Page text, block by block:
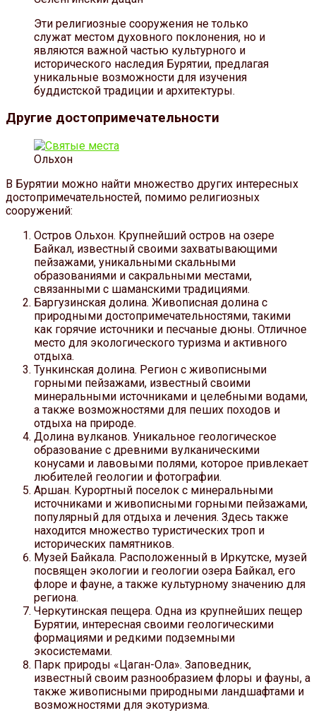
Эти религиозные сооружения не только
служат местом духовного поклонения, но и
являются важной частью культурного и
исторического наследия Бурятии, предлагая
уникальные возможности для изучения
буддистской традиции и архитектуры.
Другие достопримечательности
Ольхон
В Бурятии можно найти множество других интересных
достопримечательностей, помимо религиозных
сооружений:
Остров Ольхон. Крупнейший остров на озере
Байкал, известный своими захватывающими
пейзажами, уникальными скальными
образованиями и сакральными местами,
связанными с шаманскими традициями.
Баргузинская долина. Живописная долина с
природными достопримечательностями, такими
как горячие источники и песчаные дюны. Отличное
место для экологического туризма и активного
отдыха.
Тункинская долина. Регион с живописными
горными пейзажами, известный своими
минеральными источниками и целебными водами,
а также возможностями для пеших походов и
отдыха на природе.
Долина вулканов. Уникальное геологическое
образование с древними вулканическими
конусами и лавовыми полями, которое привлекает
любителей геологии и фотографии.
Аршан. Курортный поселок с минеральными
источниками и живописными горными пейзажами,
популярный для отдыха и лечения. Здесь также
находится множество туристических троп и
исторических памятников.
Музей Байкала. Расположенный в Иркутске, музей
посвящен экологии и геологии озера Байкал, его
флоре и фауне, а также культурному значению для
региона.
Черкутинская пещера. Одна из крупнейших пещер
Бурятии, интересная своими геологическими
формациями и редкими подземными
экосистемами.
Парк природы «Цаган-Ола». Заповедник,
известный своим разнообразием флоры и фауны, а
также живописными природными ландшафтами и
возможностями для экотуризма.